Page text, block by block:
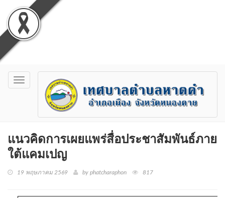
Toggle
navigation
แนวคิดการเผยแพร่สื่อประชาสัมพันธ์ภาย
ใต้แคมเปญ
19 พฤษภาคม 2569 by phatcharaphon 817